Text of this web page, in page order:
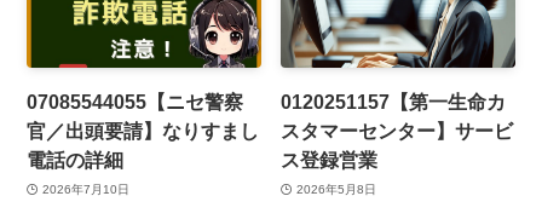
07085544055【ニセ警察
官／出頭要請】なりすまし
電話の詳細
2026年7月10日
0120251157【第一生命カ
スタマーセンター】サービ
ス登録営業
2026年5月8日